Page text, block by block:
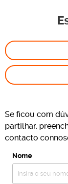
Se ficou com
partilhar,
contacto
Nome